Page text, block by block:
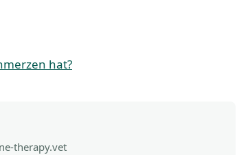
hat?
therapy.vet